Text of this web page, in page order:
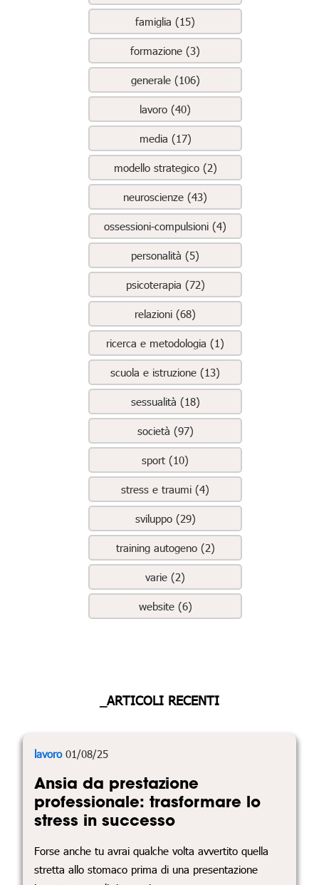
famiglia (15)
formazione (3)
generale (106)
lavoro (40)
media (17)
modello strategico (2)
neuroscienze (43)
ossessioni-compulsioni (4)
personalità (5)
psicoterapia (72)
relazioni (68)
ricerca e metodologia (1)
scuola e istruzione (13)
sessualità (18)
società (97)
sport (10)
stress e traumi (4)
sviluppo (29)
training autogeno (2)
varie (2)
website (6)
_ARTICOLI RECENTI
lavoro01/08/25
Ansia da prestazione
professionale: trasformare lo
stress in successo
Forse anche tu avrai qualche volta avvertito quella
stretta allo stomaco prima di una presentazione